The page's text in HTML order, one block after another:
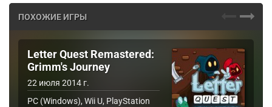
ПОХОЖИЕ ИГРЫ
Letter Quest Remastered:
Grimm's Journey
22 июля 2014 г.
PC (Windows), Wii U, PlayStation